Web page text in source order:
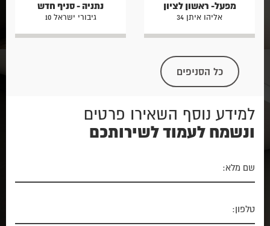
מפעל- ראשון לציון
אליהו איתן 34
נתניה - סניף חדש
גיבורי ישראל 10
כל הסניפים
למידע נוסף השאירו פרטים
ונשמח לעמוד לשירותכם